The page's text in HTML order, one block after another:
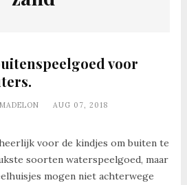
voor
MADELON
AUG 07, 2018
voor de kindjes om buiten te
soorten waterspeelgoed, maar
mogen niet achterwege